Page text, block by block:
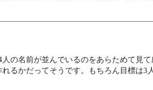
の名前が並んでいるのをあらためて見
るかだってそうです。もちろん目標は3